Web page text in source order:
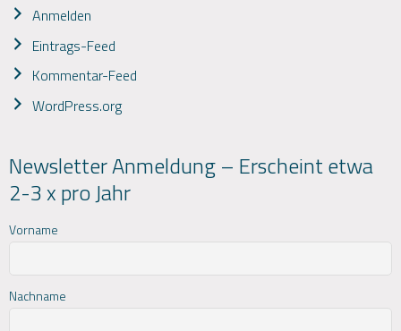
Anmelden
Eintrags-Feed
Kommentar-Feed
WordPress.org
Newsletter Anmeldung – Erscheint etwa
2-3 x pro Jahr
Vorname
Nachname